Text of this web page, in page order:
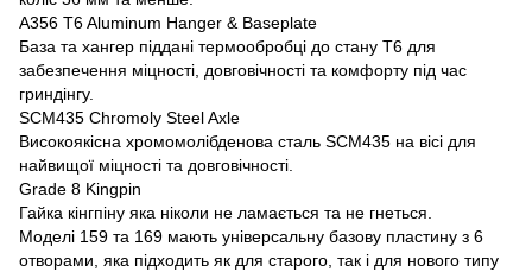
A356 T6 Aluminum Hanger & Baseplate
База та хангер піддані термообробці до стану T6 для
забезпечення міцності, довговічності та комфорту під час
гриндінгу.
SCM435 Chromoly Steel Axle
Високоякісна хромомолібденова сталь SCM435 на вісі для
найвищої міцності та довговічності.
Grade 8 Kingpin
Гайка кінгпіну яка ніколи не ламається та не гнеться.
Моделі 159 та 169 мають універсальну базову пластину з 6
отворами, яка підходить як для старого, так і для нового типу